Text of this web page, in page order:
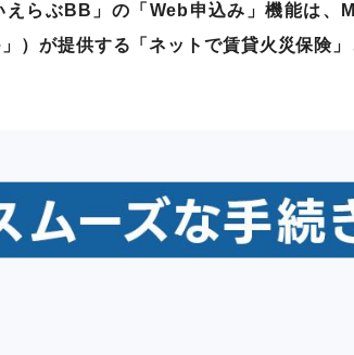
らぶBB」の「Web申込み」機能は、
）が提供する「ネットで賃貸火災保険